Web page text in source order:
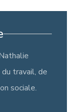
travail, de
sociale.